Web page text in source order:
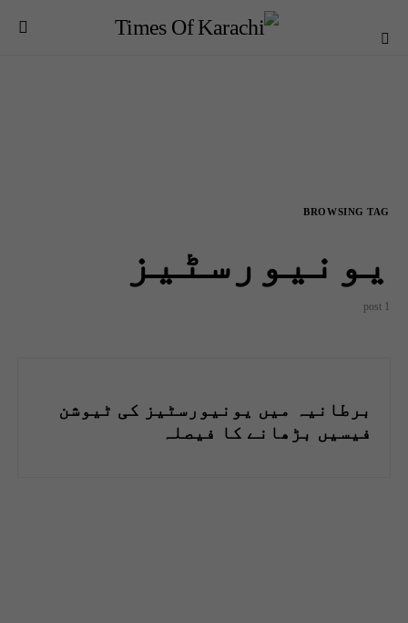
BROWSING TAG
یونیورسٹیز
1 post
برطانیہ میں یونیورسٹیز کی ٹیوشن
فیسیں بڑھانے کا فیصلہ